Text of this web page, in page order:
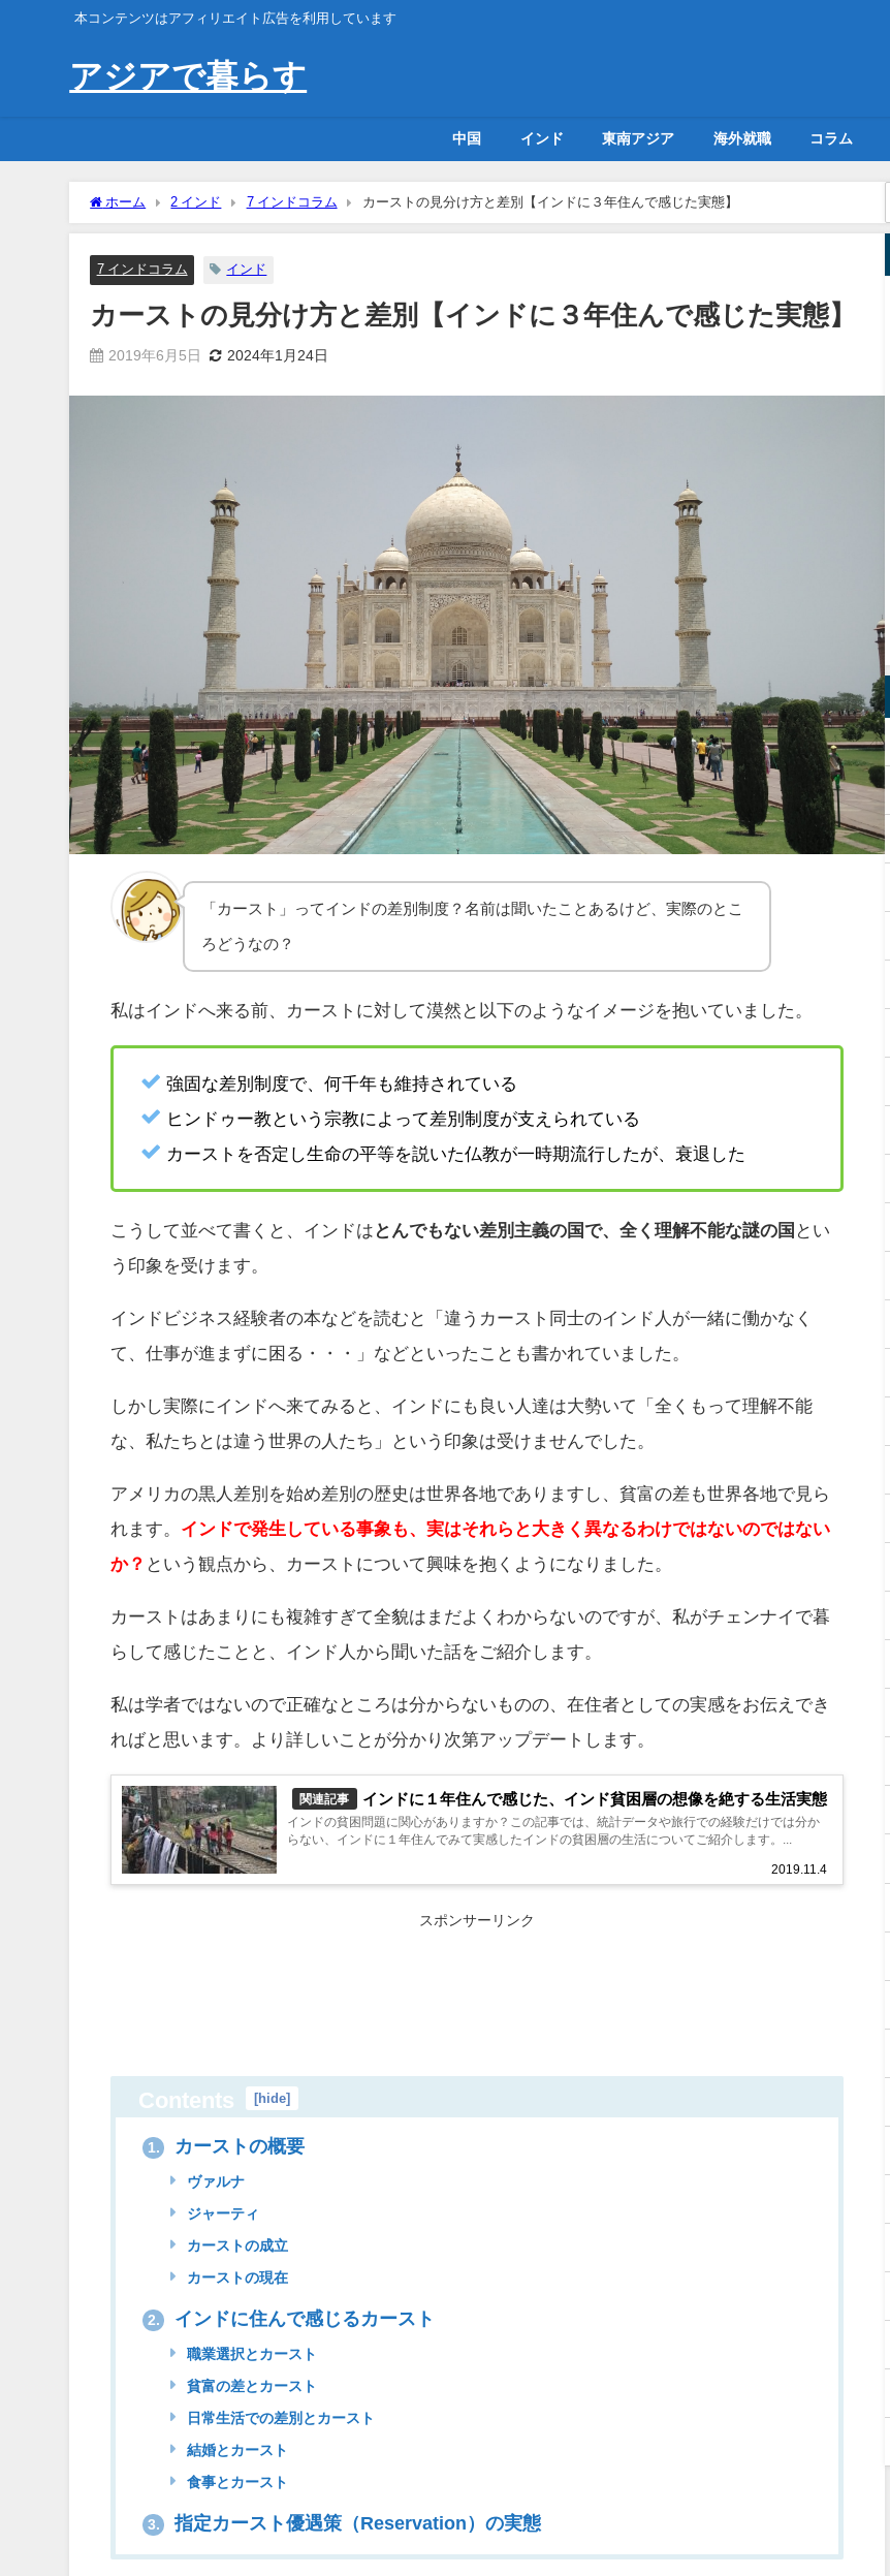
本コンテンツはアフィリエイト広告を利用しています
アジアで暮らす
中国 インド 東南アジア 海外就職 コラム
ホーム 2 インド 7 インドコラム カーストの見分け方と差別【インドに３年住んで感じた実態】
7 インドコラム インド
カーストの見分け方と差別【インドに３年住んで感じた実態】
2019年6月5日 2024年1月24日
「カースト」ってインドの差別制度？名前は聞いたことあるけど、実際のとこ
ろどうなの？
私はインドへ来る前、カーストに対して漠然と以下のようなイメージを抱いていました。
強固な差別制度で、何千年も維持されている
ヒンドゥー教という宗教によって差別制度が支えられている
カーストを否定し生命の平等を説いた仏教が一時期流行したが、衰退した
こうして並べて書くと、インドは とんでもない差別主義の国で、全く理解不能な謎の国 とい
う印象を受けます。
インドビジネス経験者の本などを読むと「違うカースト同士のインド人が一緒に働かなく
て、仕事が進まずに困る・・・」などといったことも書かれていました。
しかし実際にインドへ来てみると、インドにも良い人達は大勢いて「全くもって理解不能
な、私たちとは違う世界の人たち」という印象は受けませんでした。
アメリカの黒人差別を始め差別の歴史は世界各地でありますし、貧富の差も世界各地で見ら
れます。 インドで発生している事象も、実はそれらと大きく異なるわけではないのではない
か？ という観点から、カーストについて興味を抱くようになりました。
カーストはあまりにも複雑すぎて全貌はまだよくわからないのですが、私がチェンナイで暮
らして感じたことと、インド人から聞いた話をご紹介します。
私は学者ではないので正確なところは分からないものの、在住者としての実感をお伝えでき
ればと思います。より詳しいことが分かり次第アップデートします。
関連記事 インドに１年住んで感じた、インド貧困層の想像を絶する生活実態
2019.11.4
インドの貧困問題に関心がありますか？この記事では、統計データや旅行での経験だけでは分か
らない、インドに１年住んでみて実感したインドの貧困層の生活についてご紹介します。...
スポンサーリンク
Contents [hide]
1. カーストの概要
ヴァルナ
ジャーティ
カーストの成立
カーストの現在
2. インドに住んで感じるカースト
職業選択とカースト
貧富の差とカースト
日常生活での差別とカースト
結婚とカースト
食事とカースト
3. 指定カースト優遇策（Reservation）の実態